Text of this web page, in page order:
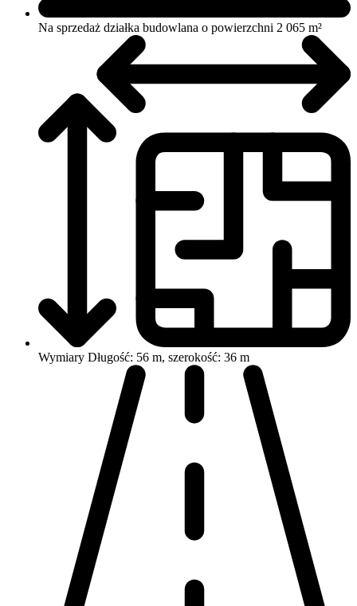
Na sprzedaż działka budowlana o powierzchni 2 065 m²
Wymiary Długość: 56 m, szerokość: 36 m